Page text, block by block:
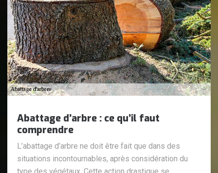
Abattage d’arbre : ce qu’il faut
comprendre
L’abattage d’arbre ne doit être fait que dans des
situations incontournables, après considération du